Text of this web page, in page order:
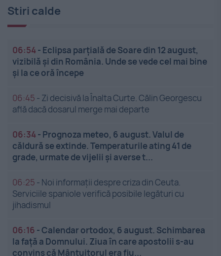
Stiri calde
06:54- Eclipsa parțială de Soare din 12 august,
vizibilă și din România. Unde se vede cel mai bine
și la ce oră începe
06:45 - Zi decisivă la Înalta Curte. Călin Georgescu
află dacă dosarul merge mai departe
06:34- Prognoza meteo, 6 august. Valul de
căldură se extinde. Temperaturile ating 41 de
grade, urmate de vijelii și averse t...
06:25 - Noi informații despre criza din Ceuta.
Serviciile spaniole verifică posibile legături cu
jihadismul
06:16 -Calendar ortodox, 6 august. Schimbarea
la față a Domnului. Ziua în care apostolii s-au
convins că Mântuitorul era fiu...